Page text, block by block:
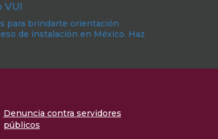
VUI
para brindarte orientación
de instalación en México. Haz
Denuncia contra servidores
públicos